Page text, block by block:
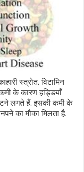
स्त्रोत. विटामिन
के कारण हड्डियाँ
लगते हैं. इसकी कमी के
का मौका मिलता है.